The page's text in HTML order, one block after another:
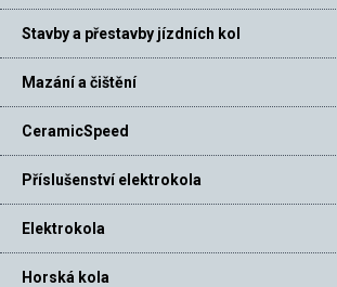
Stavby a přestavby jízdních kol
Mazání a čištění
CeramicSpeed
Příslušenství elektrokola
Elektrokola
Horská kola